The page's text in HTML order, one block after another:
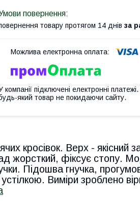
товару протягом 14 днів за
компанії підключені електронні
який товар не покидаючи сайту.
кросівок. Верх - якісний
жорсткий, фіксує стопу.
Підошва гнучка,
Виміри зроблено